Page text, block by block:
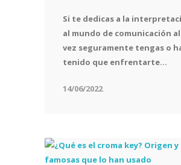
Si te dedicas a la
al mundo de comunicación
vez seguramente tengas o
tenido que enfrentarte...
14/06/2022